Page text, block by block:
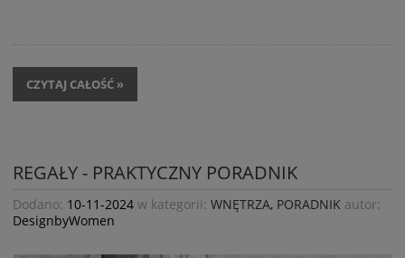
CZYTAJ CAŁOŚĆ »
REGAŁY - PRAKTYCZNY PORADNIK
Dodano: 10-11-2024 w kategorii: WNĘTRZA, PORADNIK autor:
DesignbyWomen